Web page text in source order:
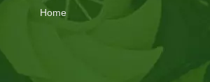
メーカー | 工業
およびPC冷却ソ
ョン – TITAN
、ドイツに支店を設立しました。 TITAN
まざまな地域に多くの販売代理店を持っ
。 私たちは、さまざまな要求に対応する
拡大し、中国広東省に製造工場を建設し
Home